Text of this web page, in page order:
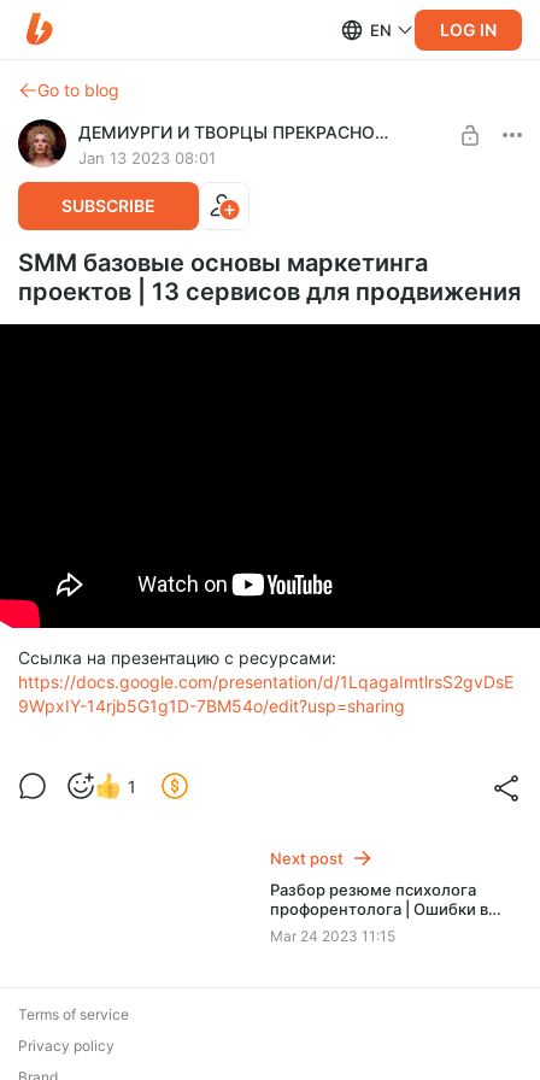
EN LOG IN
Go to blog
ДЕМИУРГИ И ТВОРЦЫ ПРЕКРАСНОГО
Jan 13 2023 08:01
SUBSCRIBE
SMM базовые основы маркетинга
проектов | 13 сервисов для продвижения
Ссылка на презентацию с ресурсами:
https://docs.google.com/presentation/d/1LqagaImtlrsS2gvDsE
9WpxIY-14rjb5G1g1D-7BM54o/edit?usp=sharing
1
Next post
Разбор резюме психолога
профорентолога | Ошибки в
составлении резюме
консультанта | Как составить?
Mar 24 2023 11:15
Terms of service
Privacy policy